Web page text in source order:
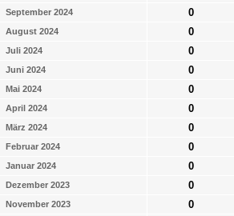
September 2024 0
August 2024 0
Juli 2024 0
Juni 2024 0
Mai 2024 0
April 2024 0
März 2024 0
Februar 2024 0
Januar 2024 0
Dezember 2023 0
November 2023 0